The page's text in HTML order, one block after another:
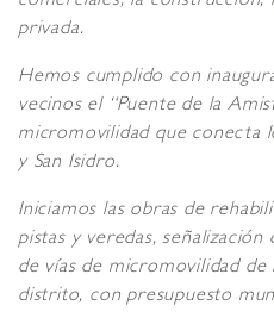
privada.
Hemos cumplido con
vecinos el “Puente de la
micromovilidad que conecta
y San Isidro.
Iniciamos las obras de
pistas y veredas,
de vías de micromovilidad de
distrito, con presupuesto